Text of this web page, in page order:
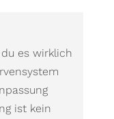
es wirklich
ist kein